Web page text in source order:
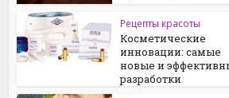
Рецепты красоты
Косметические
инновации: самые
новые и
разработки